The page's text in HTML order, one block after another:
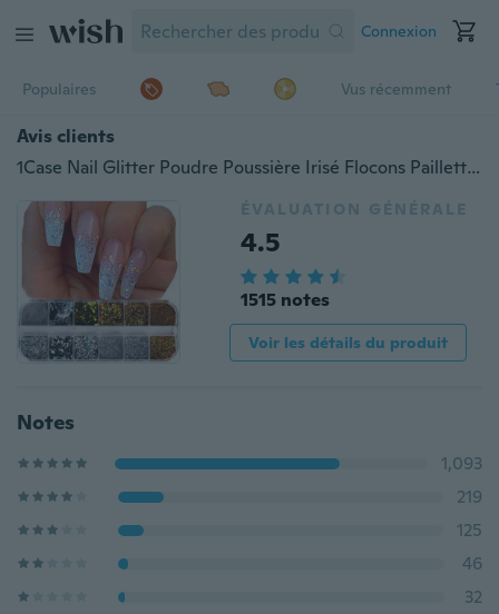
Connexion
Populaires Vus récemment
Avis clients
1Case Nail Glitter Poudre Poussière Irisé Flocons Paillettes Or Argent Super Brillant Paillette Nail Art Manucure Décoration
ÉVALUATION GÉNÉRALE
4.5
1515 notes
Voir les détails du produit
Notes
1,093
219
125
46
32